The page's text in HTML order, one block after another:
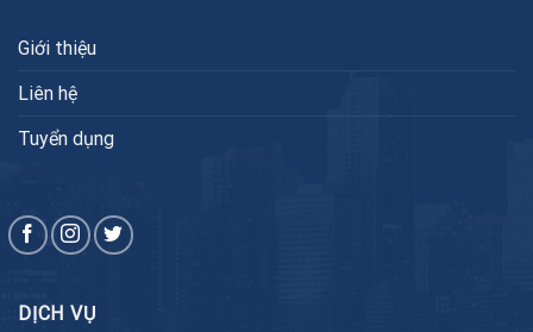
Giới thiệu
Liên hệ
Tuyển dụng
DỊCH VỤ